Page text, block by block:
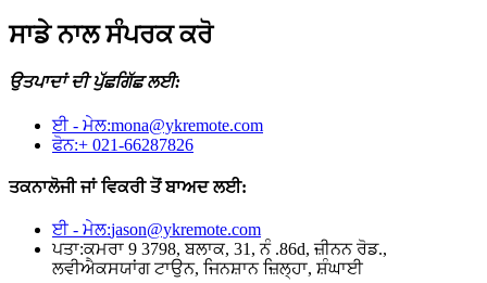
ਸਾਡੇ ਨਾਲ ਸੰਪਰਕ ਕਰੋ
ਉਤਪਾਦਾਂ ਦੀ ਪੁੱਛਗਿੱਛ ਲਈ:
ਈ - ਮੇਲ:mona@ykremote.com
ਫੋਨ:+ 021-66287826
ਤਕਨਾਲੋਜੀ ਜਾਂ ਵਿਕਰੀ ਤੋਂ ਬਾਅਦ ਲਈ:
ਈ - ਮੇਲ:jason@ykremote.com
ਪਤਾ:ਕਮਰਾ 9 3798, ਬਲਾਕ, 31, ਨੰ .86d, ਜ਼ੀਨਨ ਰੋਡ.,
ਲਵੀਐਕਸਯਾਂਗ ਟਾਉਨ, ਜਿਨਸ਼ਾਨ ਜ਼ਿਲ੍ਹਾ, ਸ਼ੰਘਾਈ